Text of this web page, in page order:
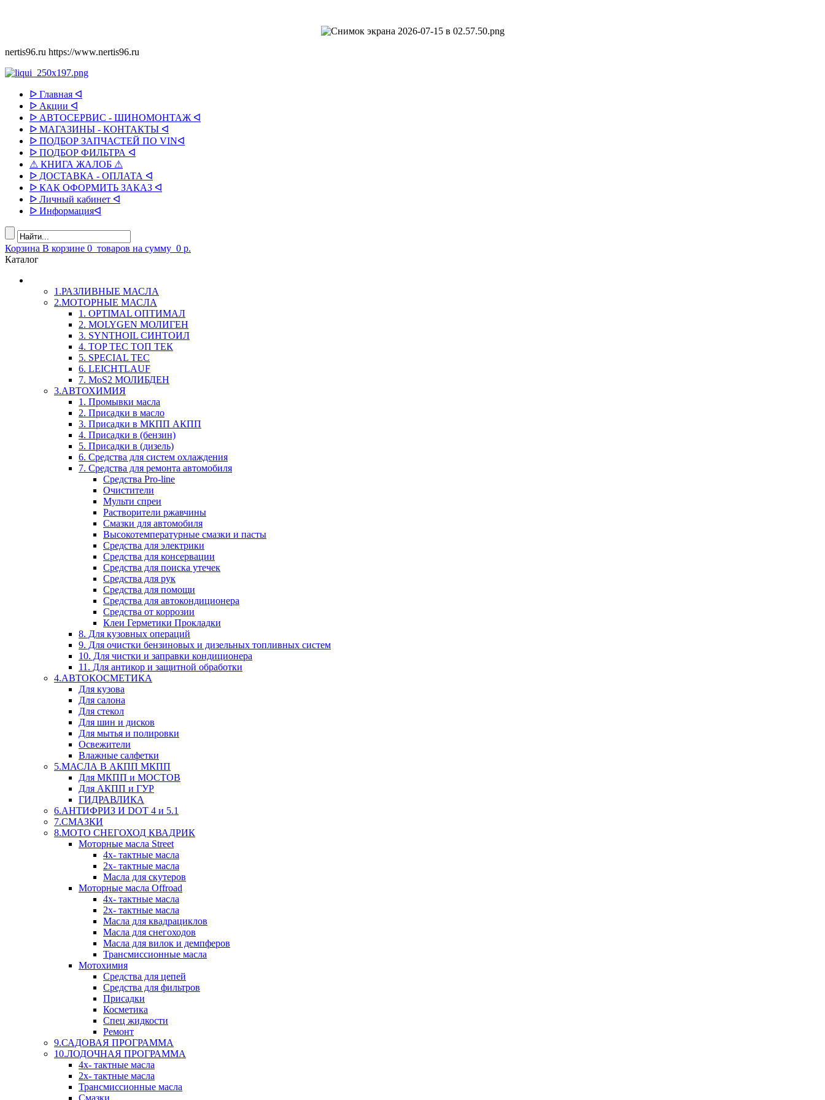
nertis96.ru https://www.nertis96.ru
ᐅ Главная ᐊ
ᐅ Акции ᐊ
ᐅ АВТОСЕРВИС - ШИНОМОНТАЖ ᐊ
ᐅ МАГАЗИНЫ - КОНТАКТЫ ᐊ
ᐅ ПОДБОР ЗАПЧАСТЕЙ ПО VINᐊ
ᐅ ПОДБОР ФИЛЬТРА ᐊ
⚠ КНИГА ЖАЛОБ ⚠
ᐅ ДОСТАВКА - ОПЛАТА ᐊ
ᐅ КАК ОФОРМИТЬ ЗАКАЗ ᐊ
ᐅ Личный кабинет ᐊ
ᐅ Информацияᐊ
Корзина В корзине 0 товаров на сумму 0 р.
Каталог
1.РАЗЛИВНЫЕ МАСЛА
2.МОТОРНЫЕ МАСЛА
1. OPTIMAL ОПТИМАЛ
2. MOLYGEN МОЛИГЕН
3. SYNTHOIL СИНТОИЛ
4. TOP TEC ТОП ТЕК
5. SPECIAL TEC
6. LEICHTLAUF
7. MoS2 МОЛИБДЕН
3.АВТОХИМИЯ
1. Промывки масла
2. Присадки в масло
3. Присадки в МКПП АКПП
4. Присадки в (бензин)
5. Присадки в (дизель)
6. Средства для систем охлаждения
7. Средства для ремонта автомобиля
Средства Pro-line
Очистители
Мульти спреи
Растворители ржавчины
Смазки для автомобиля
Высокотемпературные смазки и пасты
Средства для электрики
Средства для консервации
Средства для поиска утечек
Средства для рук
Средства для помощи
Средства для автокондиционера
Средства от коррозии
Клеи Герметики Прокладки
8. Для кузовных операций
9. Для очистки бензиновых и дизельных топливных систем
10. Для чистки и заправки кондиционера
11. Для антикор и защитной обработки
4.АВТОКОСМЕТИКА
Для кузова
Для салона
Для стекол
Для шин и дисков
Для мытья и полировки
Освежители
Влажные салфетки
5.МАСЛА В АКПП МКПП
Для МКПП и МОСТОВ
Для АКПП и ГУР
ГИДРАВЛИКА
6.АНТИФРИЗ И DOT 4 и 5.1
7.СМАЗКИ
8.МОТО СНЕГОХОД КВАДРИК
Моторные масла Street
4х- тактные масла
2х- тактные масла
Масла для скутеров
Моторные масла Offroad
4х- тактные масла
2х- тактные масла
Масла для квадрациклов
Масла для снегоходов
Масла для вилок и демпферов
Трансмиссионные масла
Мотохимия
Средства для цепей
Средства для фильтров
Присадки
Косметика
Спец жидкости
Ремонт
9.САДОВАЯ ПРОГРАММА
10.ЛОДОЧНАЯ ПРОГРАММА
4х- тактные масла
2х- тактные масла
Трансмиссионные масла
Смазки